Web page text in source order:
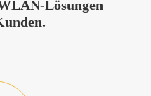
Lösungen